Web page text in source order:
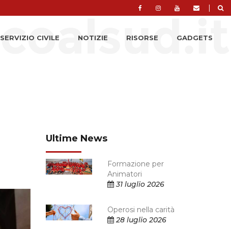
|
SERVIZIO CIVILE NOTIZIE RISORSE GADGETS
Ultime News
Formazione per
Animatori
31 luglio 2026
Operosi nella carità
28 luglio 2026